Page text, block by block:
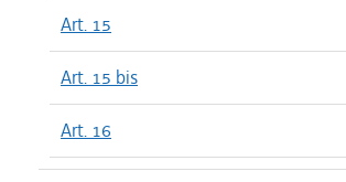
Art. 15
Art. 15 bis
Art. 16